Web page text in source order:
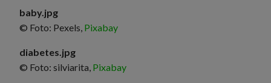
baby.jpg
© Foto: Pexels, Pixabay
diabetes.jpg
© Foto: silviarita, Pixabay